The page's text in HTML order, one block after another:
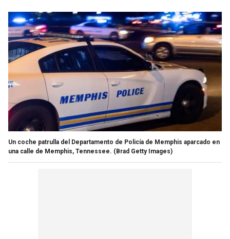
Un coche patrulla del Departamento de Policía de Memphis aparcado en
una calle de Memphis, Tennessee. (Brad Getty Images)